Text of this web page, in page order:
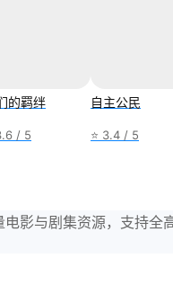
的羁绊
/ 5
自主公民
⭐ 3.4 / 5
电影与剧集资源，支持